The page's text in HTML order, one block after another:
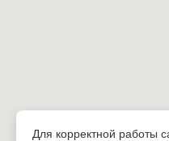
Для корректной работы